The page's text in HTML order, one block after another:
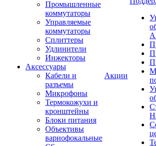
Промышленные
коммутаторы
Управляемые
коммутаторы
Сплиттеры
Удлинители
Инжекторы
Аксессуары
Кабели и
разъемы
Микрофоны
Термокожухи и
кронштейны
Блоки питания
Объективы
вариофокальные
Акции